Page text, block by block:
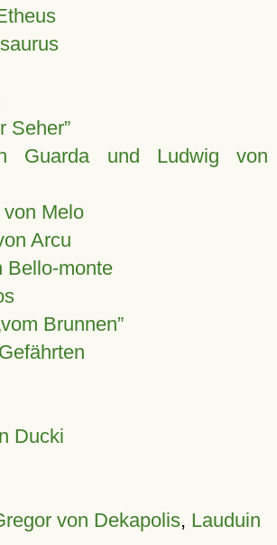
Seher”
Guarda und Ludwig von
Melo
Arcu
Bello-monte
vom Brunnen
Ducki
von Dekapolis, Lauduin